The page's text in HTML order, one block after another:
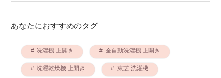
あなたにおすすめのタグ
洗濯機 上開き 全自動洗濯機 上開き
洗濯乾燥機 上開き 東芝 洗濯機